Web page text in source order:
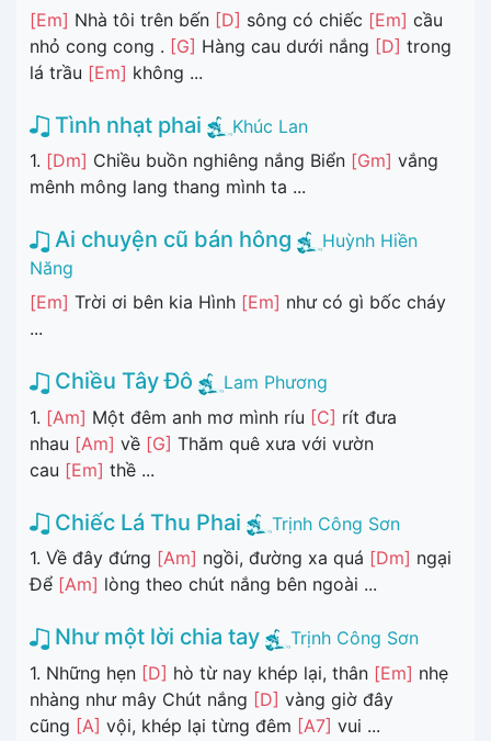
[Em] Nhà tôi trên bến [D] sông có chiếc [Em] cầu
nhỏ cong cong . [G] Hàng cau dưới nắng [D] trong
lá trầu [Em] không ...
Tình nhạt phai
Khúc Lan
1. [Dm] Chiều buồn nghiêng nắng Biển [Gm] vắng
mênh mông lang thang mình ta ...
Ai chuyện cũ bán hông
Huỳnh Hiền
Năng
[Em] Trời ơi bên kia Hình [Em] như có gì bốc cháy
...
Chiều Tây Đô
Lam Phương
1. [Am] Một đêm anh mơ mình ríu [C] rít đưa
nhau [Am] về [G] Thăm quê xưa với vườn
cau [Em] thề ...
Chiếc Lá Thu Phai
Trịnh Công Sơn
1. Về đây đứng [Am] ngồi, đường xa quá [Dm] ngại
Để [Am] lòng theo chút nắng bên ngoài ...
Như một lời chia tay
Trịnh Công Sơn
1. Những hẹn [D] hò từ nay khép lại, thân [Em] nhẹ
nhàng như mây Chút nắng [D] vàng giờ đây
cũng [A] vội, khép lại từng đêm [A7] vui ...